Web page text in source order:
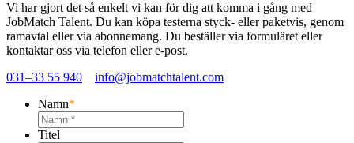
Vi har gjort det så enkelt vi kan för dig att komma i gång med
JobMatch Talent. Du kan köpa testerna styck- eller paketvis, genom
ramavtal eller via abonnemang. Du beställer via formuläret eller
kontaktar oss via telefon eller e-post.
031–33 55 940
info@jobmatchtalent.com
Namn*
Titel